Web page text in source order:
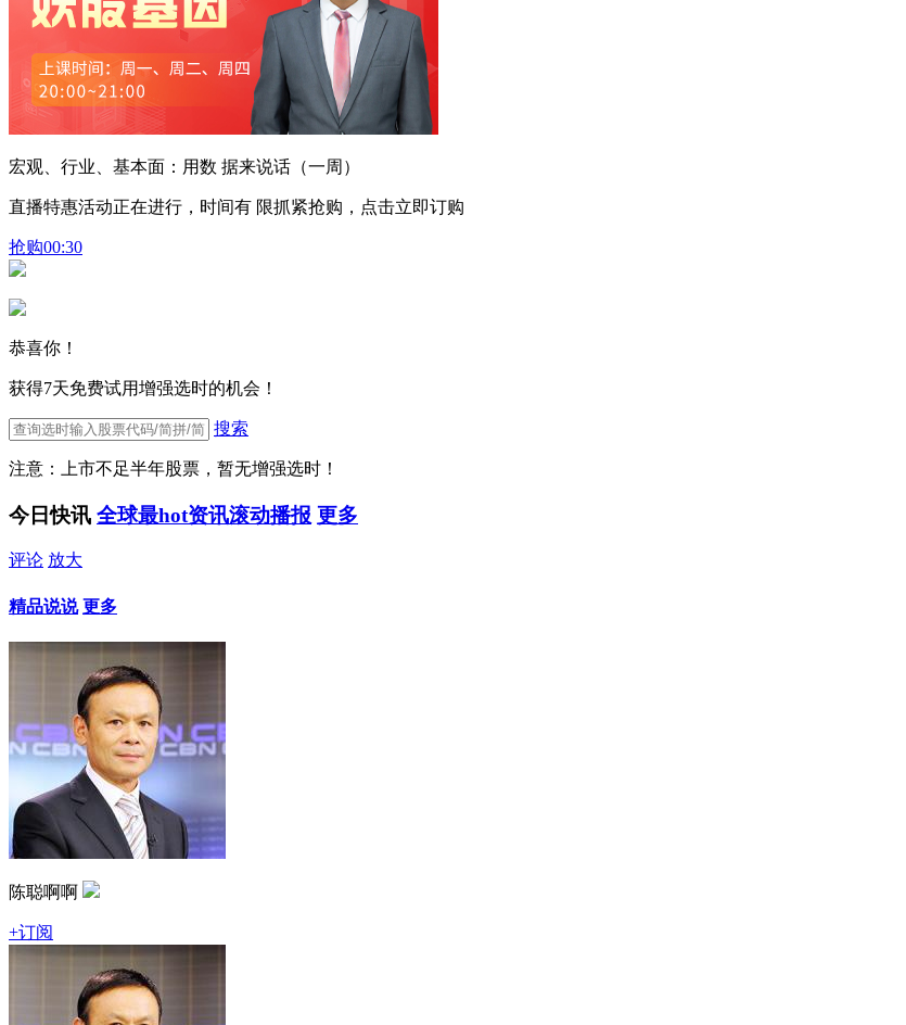
宏观、行业、基本面：用数 据来说话（一周）
直播特惠活动正在进行，时间有 限抓紧抢购，点击立即订购
抢购00:30
恭喜你！
获得7天免费试用增强选时的机会！
搜索
注意：上市不足半年股票，暂无增强选时！
今日快讯 全球最hot资讯滚动播报 更多
评论 放大
精品说说 更多
陈聪啊啊
+订阅